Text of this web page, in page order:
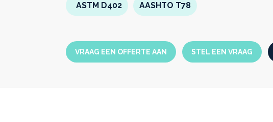
ASTM D402 AASHTO T78
VRAAG EEN OFFERTE AAN STEL EEN VRAAG